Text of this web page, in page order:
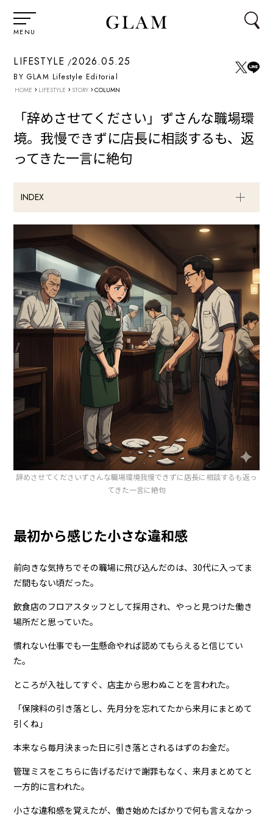
MENU
LIFESTYLE 2026.05.25
BY GLAM Lifestyle Editorial
HOME › LIFESTYLE › STORY › COLUMN
「辞めさせてください」ずさんな職場環
境。我慢できずに店長に相談するも、返
ってきた一言に絶句
INDEX
辞めさせてくださいずさんな職場環境我慢できずに店長に相談するも返っ
てきた一言に絶句
最初から感じた小さな違和感
前向きな気持ちでその職場に飛び込んだのは、30代に入ってま
だ間もない頃だった。
飲食店のフロアスタッフとして採用され、やっと見つけた働き
場所だと思っていた。
慣れない仕事でも一生懸命やれば認めてもらえると信じてい
た。
ところが入社してすぐ、店主から思わぬことを言われた。
「保険料の引き落とし、先月分を忘れてたから来月にまとめて
引くね」
本来なら毎月決まった日に引き落とされるはずのお金だ。
管理ミスをこちらに告げるだけで謝罪もなく、来月まとめてと
一方的に言われた。
小さな違和感を覚えたが、働き始めたばかりで何も言えなかっ